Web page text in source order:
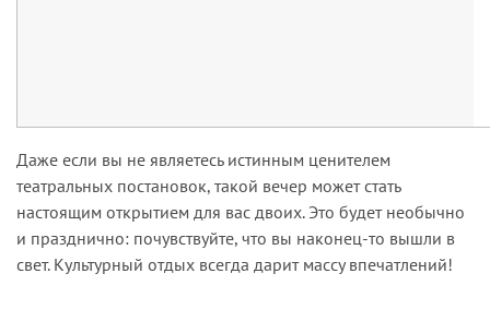
Даже если вы не являетесь истинным ценителем
театральных постановок, такой вечер может стать
настоящим открытием для вас двоих. Это будет необычно
и празднично: почувствуйте, что вы наконец-то вышли в
свет. Культурный отдых всегда дарит массу впечатлений!